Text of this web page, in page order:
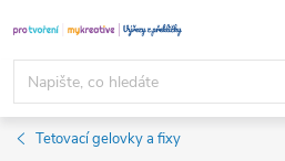
na
obsah
Tetovací gelovky a fixy